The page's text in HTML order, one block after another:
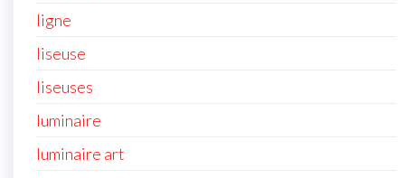
ligne
liseuse
liseuses
luminaire
luminaire art